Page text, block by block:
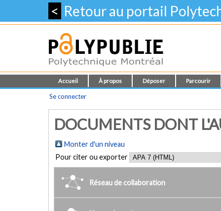
< Retour au portail
Accueil À propos Déposer Parcourir
Se connecter
DOCUMENTS DONT
Monter d'un niveau
Pour citer ou exporter
Réseau de collaboration